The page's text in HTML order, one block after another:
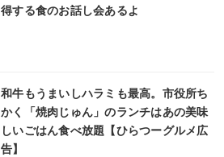
得する食のお話し会あるよ
和牛もうまいしハラミも最高。市役所ち
かく「焼肉じゅん」のランチはあの美味
しいごはん食べ放題【ひらつーグルメ広
告】